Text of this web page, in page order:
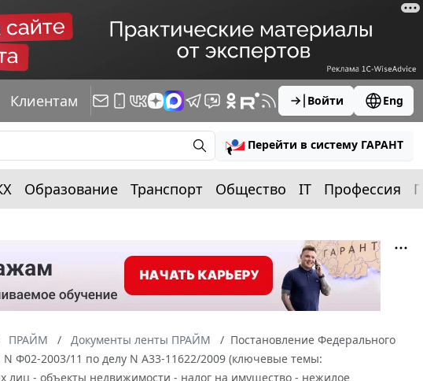
Клиентам Войти Eng
Перейти в систему ГАРАНТ
Образование Транспорт Общество IT Профессия
ПРАЙМ Документы ленты ПРАЙМ
Постановление Федерального
N Ф02-2003/11 по делу N А33-11622/2009 (ключевые темы:
лиц - объекты недвижимости - налог на имущество - нежилое